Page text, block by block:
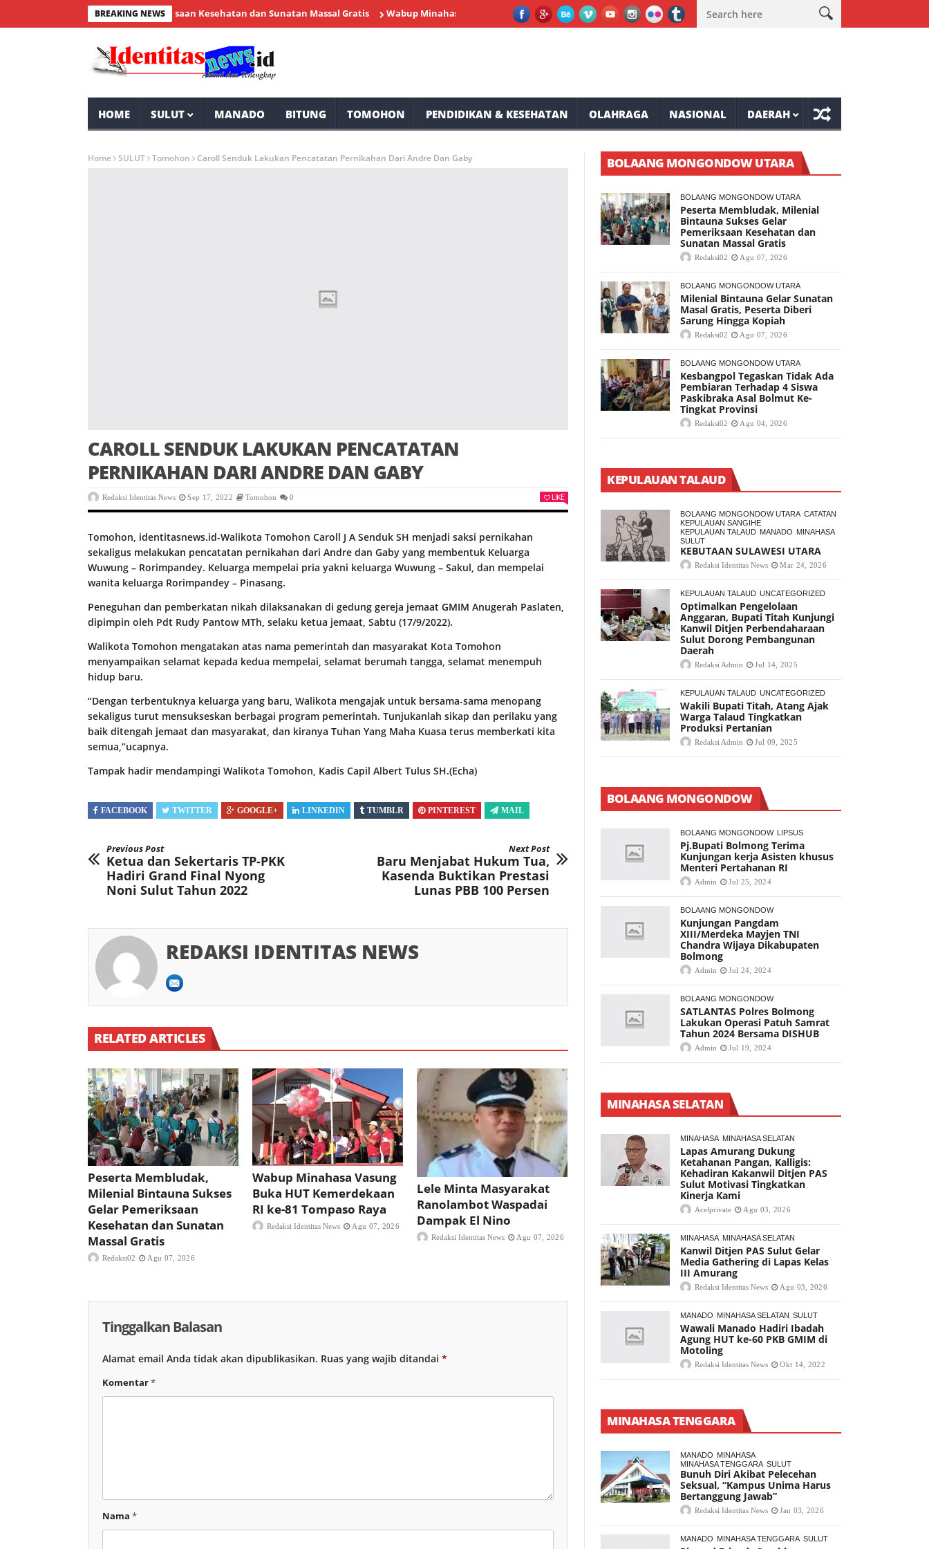
BREAKING NEWS
Sukses Gelar Pemeriksaan Kesehatan dan Sunatan Massal Gratis Wabup Minahasa Vasung Buka HUT Kemerdekaan RI ke-81 Tompaso Raya Lele Minta Masyarakat Ranolambot Waspadai
HOME SULUT MANADO BITUNG TOMOHON PENDIDIKAN & KESEHATAN OLAHRAGA NASIONAL DAERAH
Home SULUT Tomohon Caroll Senduk Lakukan Pencatatan Pernikahan Dari Andre Dan Gaby
CAROLL SENDUK LAKUKAN PENCATATAN
PERNIKAHAN DARI ANDRE DAN GABY
Redaksi Identitas News Sep 17, 2022 Tomohon 0 LIKE
Tomohon, identitasnews.id-Walikota Tomohon Caroll J A Senduk SH menjadi saksi pernikahan
sekaligus melakukan pencatatan pernikahan dari Andre dan Gaby yang membentuk Keluarga
Wuwung – Rorimpandey. Keluarga mempelai pria yakni keluarga Wuwung – Sakul, dan mempelai
wanita keluarga Rorimpandey – Pinasang.
Peneguhan dan pemberkatan nikah dilaksanakan di gedung gereja jemaat GMIM Anugerah Paslaten,
dipimpin oleh Pdt Rudy Pantow MTh, selaku ketua jemaat, Sabtu (17/9/2022).
Walikota Tomohon mengatakan atas nama pemerintah dan masyarakat Kota Tomohon
menyampaikan selamat kepada kedua mempelai, selamat berumah tangga, selamat menempuh
hidup baru.
“Dengan terbentuknya keluarga yang baru, Walikota mengajak untuk bersama-sama menopang
sekaligus turut mensukseskan berbagai program pemerintah. Tunjukanlah sikap dan perilaku yang
baik ditengah jemaat dan masyarakat, dan kiranya Tuhan Yang Maha Kuasa terus memberkati kita
semua,”ucapnya.
Tampak hadir mendampingi Walikota Tomohon, Kadis Capil Albert Tulus SH.(Echa)
FACEBOOK TWITTER GOOGLE+ LINKEDIN TUMBLR PINTEREST MAIL
Previous Post
Ketua dan Sekertaris TP-PKK
Hadiri Grand Final Nyong
Noni Sulut Tahun 2022
Next Post
Baru Menjabat Hukum Tua,
Kasenda Buktikan Prestasi
Lunas PBB 100 Persen
REDAKSI IDENTITAS NEWS
RELATED ARTICLES
Peserta Membludak,
Milenial Bintauna Sukses
Gelar Pemeriksaan
Kesehatan dan Sunatan
Massal Gratis
Redaksi02 Agu 07, 2026
Wabup Minahasa Vasung
Buka HUT Kemerdekaan
RI ke-81 Tompaso Raya
Redaksi Identitas News Agu 07, 2026
Lele Minta Masyarakat
Ranolambot Waspadai
Dampak El Nino
Redaksi Identitas News Agu 07, 2026
Tinggalkan Balasan
Alamat email Anda tidak akan dipublikasikan. Ruas yang wajib ditandai *
Komentar*
Nama *
BOLAANG MONGONDOW UTARA
BOLAANG MONGONDOW UTARA
Peserta Membludak, Milenial
Bintauna Sukses Gelar
Pemeriksaan Kesehatan dan
Sunatan Massal Gratis
Redaksi02 Agu 07, 2026
BOLAANG MONGONDOW UTARA
Milenial Bintauna Gelar Sunatan
Masal Gratis, Peserta Diberi
Sarung Hingga Kopiah
Redaksi02 Agu 07, 2026
BOLAANG MONGONDOW UTARA
Kesbangpol Tegaskan Tidak Ada
Pembiaran Terhadap 4 Siswa
Paskibraka Asal Bolmut Ke-
Tingkat Provinsi
Redaksi02 Agu 04, 2026
KEPULAUAN TALAUD
BOLAANG MONGONDOW UTARA CATATAN
KEPULAUAN SANGIHE
KEPULAUAN TALAUD MANADO MINAHASA
SULUT
KEBUTAAN SULAWESI UTARA
Redaksi Identitas News Mar 24, 2026
KEPULAUAN TALAUD UNCATEGORIZED
Optimalkan Pengelolaan
Anggaran, Bupati Titah Kunjungi
Kanwil Ditjen Perbendaharaan
Sulut Dorong Pembangunan
Daerah
Redaksi Admin Jul 14, 2025
KEPULAUAN TALAUD UNCATEGORIZED
Wakili Bupati Titah, Atang Ajak
Warga Talaud Tingkatkan
Produksi Pertanian
Redaksi Admin Jul 09, 2025
BOLAANG MONGONDOW
BOLAANG MONGONDOW LIPSUS
Pj.Bupati Bolmong Terima
Kunjungan kerja Asisten khusus
Menteri Pertahanan RI
Admin Jul 25, 2024
BOLAANG MONGONDOW
Kunjungan Pangdam
XIII/Merdeka Mayjen TNI
Chandra Wijaya Dikabupaten
Bolmong
Admin Jul 24, 2024
BOLAANG MONGONDOW
SATLANTAS Polres Bolmong
Lakukan Operasi Patuh Samrat
Tahun 2024 Bersama DISHUB
Admin Jul 19, 2024
MINAHASA SELATAN
MINAHASA MINAHASA SELATAN
Lapas Amurang Dukung
Ketahanan Pangan, Kalligis:
Kehadiran Kakanwil Ditjen PAS
Sulut Motivasi Tingkatkan
Kinerja Kami
Acelprivate Agu 03, 2026
MINAHASA MINAHASA SELATAN
Kanwil Ditjen PAS Sulut Gelar
Media Gathering di Lapas Kelas
III Amurang
Redaksi Identitas News Agu 03, 2026
MANADO MINAHASA SELATAN SULUT
Wawali Manado Hadiri Ibadah
Agung HUT ke-60 PKB GMIM di
Motoling
Redaksi Identitas News Okt 14, 2022
MINAHASA TENGGARA
MANADO MINAHASA
MINAHASA TENGGARA SULUT
Bunuh Diri Akibat Pelecehan
Seksual, “Kampus Unima Harus
Bertanggung Jawab”
Redaksi Identitas News Jan 03, 2026
MANADO MINAHASA TENGGARA SULUT